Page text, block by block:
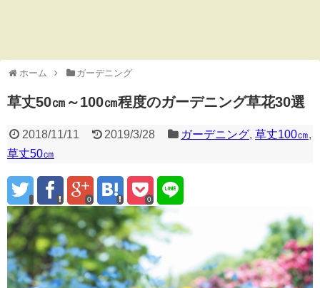
ホーム ガーデニング
草丈50㎝～100㎝程度のガーデニング草花30選
2018/11/11 2019/3/28 ガーデニング,草丈100㎝,
草丈50㎝
0 0